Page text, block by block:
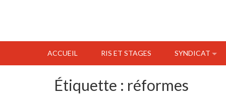
ACCUEIL RIS ET STAGES SYNDICAT
Étiquette : réformes